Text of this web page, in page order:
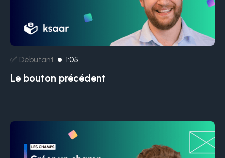
✅ Débutant 1:05
Le bouton précédent